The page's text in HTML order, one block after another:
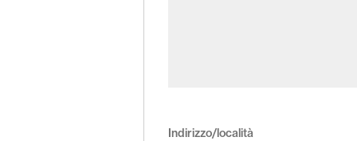
Indirizzo/località